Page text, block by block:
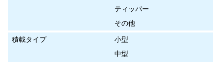
ティッパー
その他
積載タイプ
小型
中型